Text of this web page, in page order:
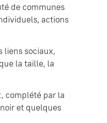
de communes
actions
liens sociaux,
la taille, la
complété par la
et quelques